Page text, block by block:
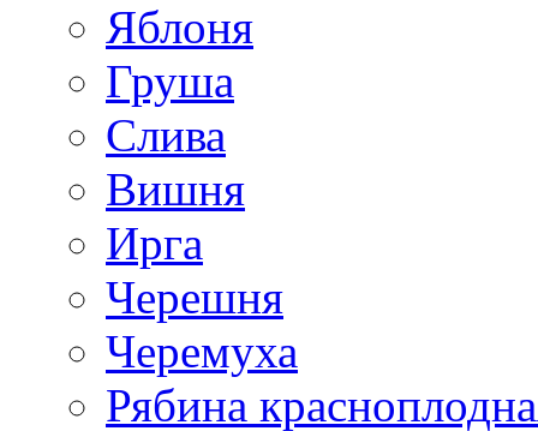
Яблоня
Груша
Слива
Вишня
Ирга
Черешня
Черемуха
Рябина